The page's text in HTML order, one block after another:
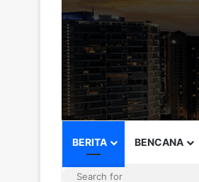
BERITA BENCANA